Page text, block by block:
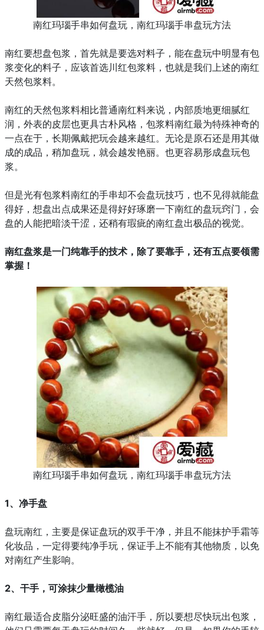
南红玛瑙手串如何盘玩，南红玛瑙手串盘玩方法
南红要想盘包浆， 首先就是要选对料子， 能在盘玩中明显有包
浆变化的料子， 应该首选川红包浆料， 也就是我们上述的南红
天然包浆料。
南红的天然包浆料相比普通南红料来说，内部质地更细腻红
润，外表的皮层也更具古朴风格，包浆料南红最为特殊神奇的
一点在于，长期佩戴把玩会越来越红。无论是原石还是用其做
成的成品，稍加盘玩，就会越发艳丽。也更容易形成盘玩包
浆。
但是光有包浆料南红的手串却不会盘玩技巧， 也不见得就能盘
得好， 想盘出点成果还是得好好琢磨一下南红的盘玩窍门， 会
盘的人能把暗淡干涩， 还稍有瑕疵的南红盘出极品的视觉。
南红盘浆是一门纯靠手的技术， 除了要靠手，还有五点要领需
掌握！
南红玛瑙手串如何盘玩，南红玛瑙手串盘玩方法
1、净手盘
盘玩南红，主要是保证盘玩的双手干净，并且不能抹护手霜等
化妆品，一定得要纯净手玩，保证手上不能有其他物质，以免
对南红产生影响。
2、干手，可涂抹少量橄榄油
南红最适合皮脂分泌旺盛的油汗手，所以要想尽快玩出包浆，